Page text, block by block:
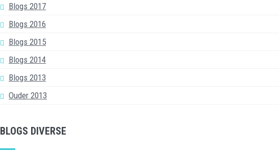
Blogs 2017
Blogs 2016
Blogs 2015
Blogs 2014
Blogs 2013
Ouder 2013
BLOGS DIVERSE